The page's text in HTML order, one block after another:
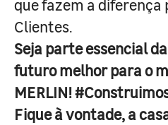
que fazem a
Clientes.
Seja parte essencial
futuro melhor para o
MERLIN!
Fique à vontade, a